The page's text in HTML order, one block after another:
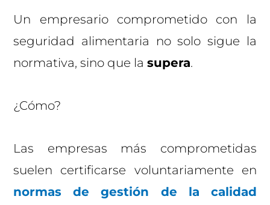
Un empresario comprometido con la
seguridad alimentaria no solo sigue la
normativa, sino que lasupera.
¿Cómo?
Las empresas más comprometidas
suelen certificarse voluntariamente en
normas de gestión de la calidad